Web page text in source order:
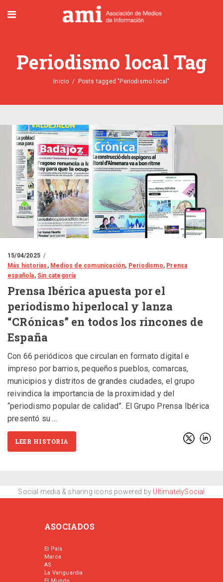
Periodismo local Tag
Inicio / Posts tagged "Periodismo local"
15/04/2025
Más historias , Medios de comunicación, Periodismo, Prensa
española, Sin categoría
Prensa Ibérica apuesta por el
periodismo hiperlocal y lanza
“CRónicas” en todos los rincones de
España
Con 66 periódicos que circulan en formato digital e
impreso por barrios, pequeños pueblos, comarcas,
municipios y distritos de grandes ciudades, el grupo
reivindica la importancia de la proximidad y del
“periodismo popular de calidad”. El Grupo Prensa Ibérica
presentó su
LEER HISTORIA
Social media & sharing icons powered by UltimatelySocial
ASOCIADOS
El País
Marca
AS
La Vanguardia